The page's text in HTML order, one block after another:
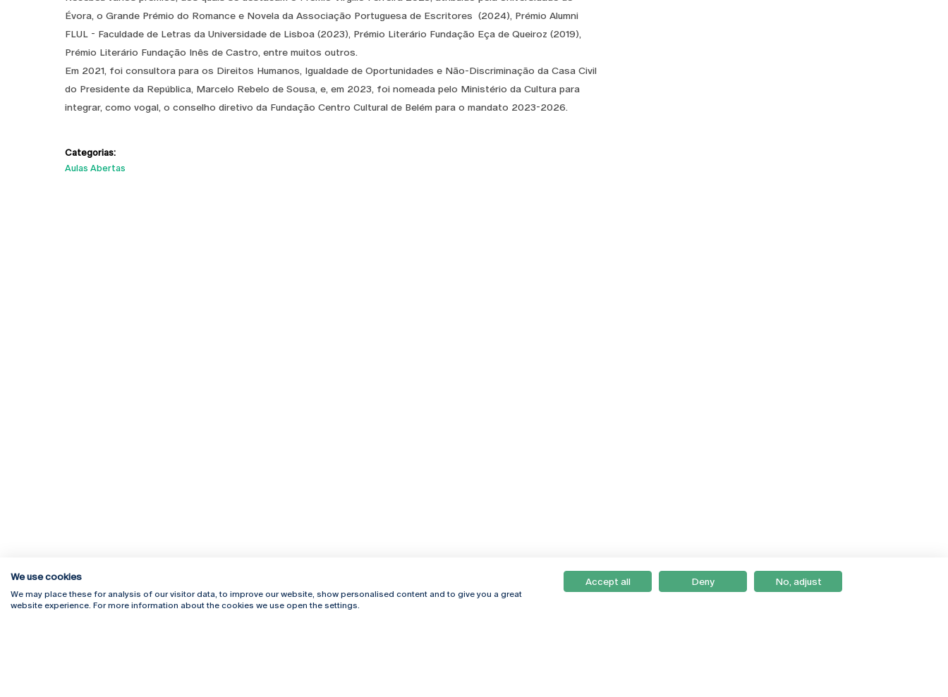
Évora, o Grande Prémio do Romance e Novela da Associação Portuguesa de Escritores (2024), Prémio Alumni
FLUL - Faculdade de Letras da Universidade de Lisboa (2023), Prémio Literário Fundação Eça de Queiroz (2019),
Prémio Literário Fundação Inês de Castro, entre muitos outros.
Em 2021, foi consultora para os Direitos Humanos, Igualdade de Oportunidades e Não-Discriminação da Casa Civil
do Presidente da República, Marcelo Rebelo de Sousa, e, em 2023, foi nomeada pelo Ministério da Cultura para
integrar, como vogal, o conselho diretivo da Fundação Centro Cultural de Belém para o mandato 2023-2026.
Categorias:
Aulas Abertas
Rua Diogo Botelho 1327
Campus Online
We use cookies
We may place these for analysis of our visitor data, to improve our website, show personalised content and to give you a great
website experience. For more information about the cookies we use open the settings.
Accept all Deny No, adjust